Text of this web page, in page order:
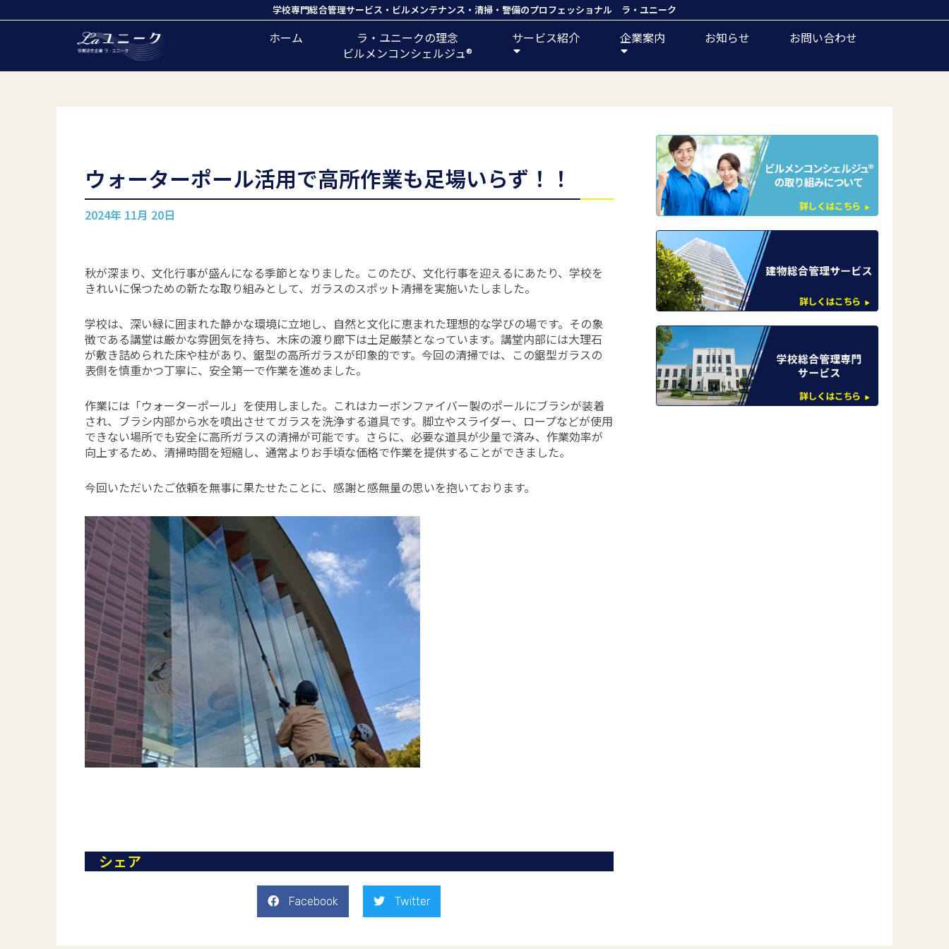
学校専門総合管理サービス ・ ビルメンテナンス ・ 清掃 ・ 警備のプロフェッショナル ラ・ユニーク
ホーム
ラ・ユニークの理念
ビルメンコンシェルジュ®️
サービス紹介 企業案内 お知らせ お問い合わせ
ウォーターポール活用で高所作業も足場いらず！！
2024年 11月 20日
秋が深まり、文化行事が盛んになる季節となりました。このたび、文化行事を迎えるにあたり、学校を
きれいに保つための新たな取り組みとして、ガラスのスポット清掃を実施いたしました。
学校は、深い緑に囲まれた静かな環境に立地し、自然と文化に恵まれた理想的な学びの場です。その象
徴である講堂は厳かな雰囲気を持ち、木床の渡り廊下は土足厳禁となっています。講堂内部には大理石
が敷き詰められた床や柱があり、鋸型の高所ガラスが印象的です。今回の清掃では、この鋸型ガラスの
表側を慎重かつ丁寧に、安全第一で作業を進めました。
作業には「ウォーターポール」を使用しました。これはカーボンファイバー製のポールにブラシが装着
され、ブラシ内部から水を噴出させてガラスを洗浄する道具です。脚立やスライダー、ロープなどが使用
できない場所でも安全に高所ガラスの清掃が可能です。さらに、必要な道具が少量で済み、作業効率が
向上するため、清掃時間を短縮し、通常よりお手頃な価格で作業を提供することができました。
今回いただいたご依頼を無事に果たせたことに、感謝と感無量の思いを抱いております。
シェア
Facebook Twitter